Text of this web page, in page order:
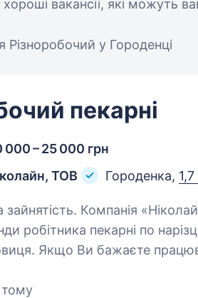
хороші вакансії, які можуть
Різноробочий у Городенці
пекарні
000 – 25 000 грн
ТОВ
Городенка,
«Ніколайн» запрошує до нашої дружньої
робітника пекарні по
Якщо Ви бажаєте
тому